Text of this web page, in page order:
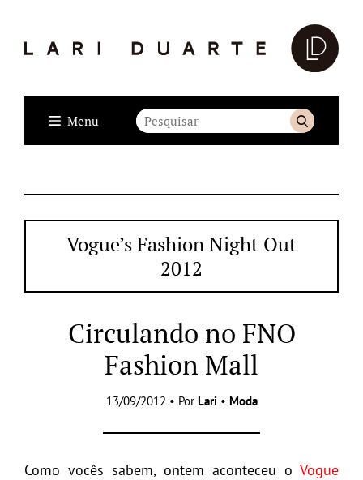
Menu
Vogue’s Fashion Night Out
2012
Circulando no FNO
Fashion Mall
13/09/2012 • Por Lari • Moda
Como vocês sabem, ontem aconteceu o Vogue